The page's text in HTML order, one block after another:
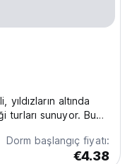
altında
turları sunuyor. Bu
gezginler için
Dorm başlangıç fiyatı:
€4.38